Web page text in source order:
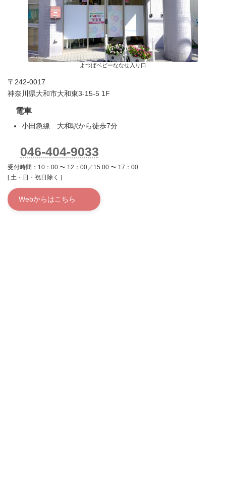
よつばベビーななせ入り口
〒242-0017
神奈川県大和市大和東3-15-5 1F
電車
小田急線 大和駅から徒歩7分
046-404-9033
受付時間：10：00 〜 12：00／15:00 〜 17：00
[ 土・日・祝日除く ]
Webからはこちら